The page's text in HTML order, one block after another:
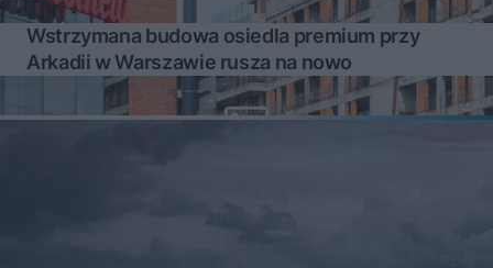
Wstrzymana budowa osiedla premium przy
Arkadii w Warszawie rusza na nowo